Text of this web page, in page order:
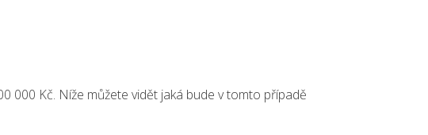
000 Kč. Níže můžete vidět jaká bude v tomto případě